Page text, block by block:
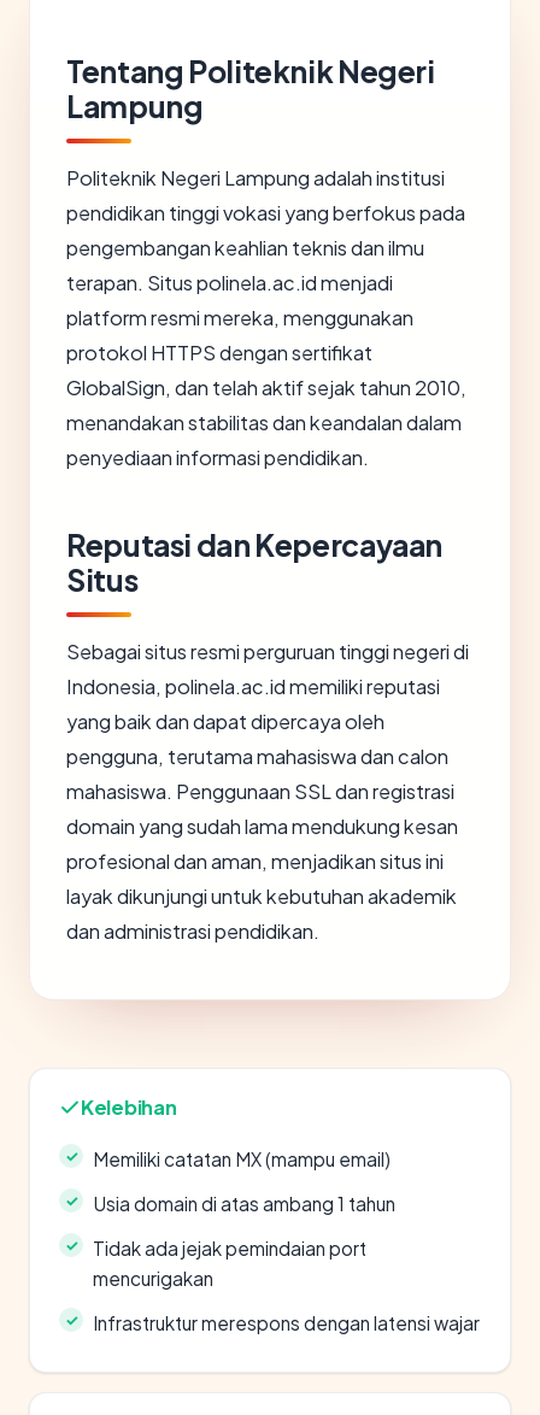
Tentang Politeknik Negeri
Lampung
Politeknik Negeri Lampung adalah institusi
pendidikan tinggi vokasi yang berfokus pada
pengembangan keahlian teknis dan ilmu
terapan. Situs polinela.ac.id menjadi
platform resmi mereka, menggunakan
protokol HTTPS dengan sertifikat
GlobalSign, dan telah aktif sejak tahun 2010,
menandakan stabilitas dan keandalan dalam
penyediaan informasi pendidikan.
Reputasi dan Kepercayaan
Situs
Sebagai situs resmi perguruan tinggi negeri di
Indonesia, polinela.ac.id memiliki reputasi
yang baik dan dapat dipercaya oleh
pengguna, terutama mahasiswa dan calon
mahasiswa. Penggunaan SSL dan registrasi
domain yang sudah lama mendukung kesan
profesional dan aman, menjadikan situs ini
layak dikunjungi untuk kebutuhan akademik
dan administrasi pendidikan.
Kelebihan
Memiliki catatan MX (mampu email)
Usia domain di atas ambang 1 tahun
Tidak ada jejak pemindaian port
mencurigakan
Infrastruktur merespons dengan latensi wajar